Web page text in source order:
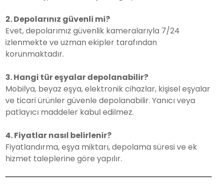
2. Depolarınız güvenli mi?
Evet, depolarımız güvenlik kameralarıyla 7/24
izlenmekte ve uzman ekipler tarafından
korunmaktadır.
3. Hangi tür eşyalar depolanabilir?
Mobilya, beyaz eşya, elektronik cihazlar, kişisel eşyalar
ve ticari ürünler güvenle depolanabilir. Yanıcı veya
patlayıcı maddeler kabul edilmez.
4. Fiyatlar nasıl belirlenir?
Fiyatlandırma, eşya miktarı, depolama süresi ve ek
hizmet taleplerine göre yapılır.